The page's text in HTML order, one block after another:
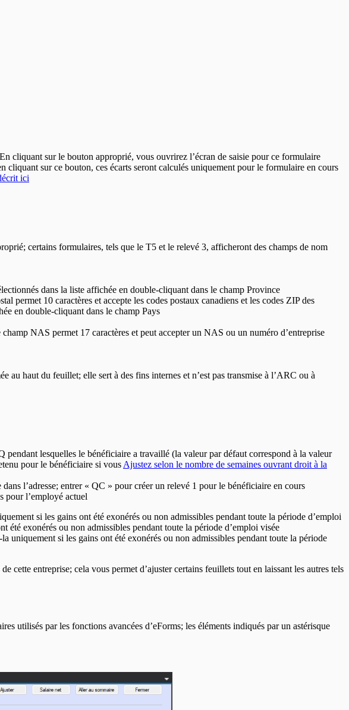
cliquant sur le bouton approprié, vous ouvrirez l’écran de saisie pour ce formulaire
sur ce bouton, ces écarts seront calculés uniquement pour le formulaire en cours
ici
certains formulaires, tels que le T5 et le relevé 3, afficheront des champs de nom
dans la liste affichée en double-cliquant dans le champ Province
permet 10 caractères et accepte les codes postaux canadiens et les codes ZIP des
en double-cliquant dans le champ Pays
NAS permet 17 caractères et peut accepter un NAS ou un numéro d’entreprise
au haut du feuillet; elle sert à des fins internes et n’est pas transmise à l’ARC ou à
lesquelles le bénéficiaire a travaillé (la valeur par défaut correspond à la valeur
pour le bénéficiaire si vous Ajustez selon le nombre de semaines ouvrant droit à la
l’adresse; entrer « QC » pour créer un relevé 1 pour le bénéficiaire en cours
pour l’employé actuel
si les gains ont été exonérés ou non admissibles pendant toute la période d’emploi
été exonérés ou non admissibles pendant toute la période d’emploi visée
si les gains ont été exonérés ou non admissibles pendant toute la période
cette entreprise; cela vous permet d’ajuster certains feuillets tout en laissant les autres tels
utilisés par les fonctions avancées d’eForms; les éléments indiqués par un astérisque